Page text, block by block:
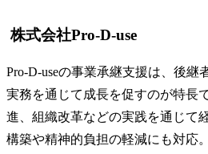
株式会社Pro-D-use
Pro-D-useの事業承継支援は、後継
実務を通じて成長を促すのが特長
進、組織改革などの実践を通じて
構築や精神的負担の軽減にも対応